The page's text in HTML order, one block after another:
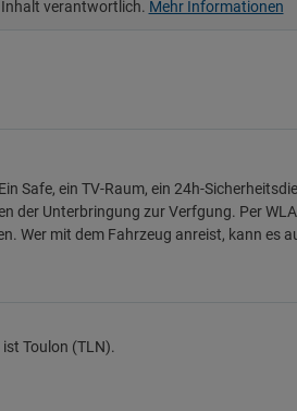
verantwortlich. Mehr Informationen
Safe, ein TV-Raum, ein 24h-
der Unterbringung zur Verfgung. Per
Wer mit dem Fahrzeug anreist, kann es
Toulon (TLN).